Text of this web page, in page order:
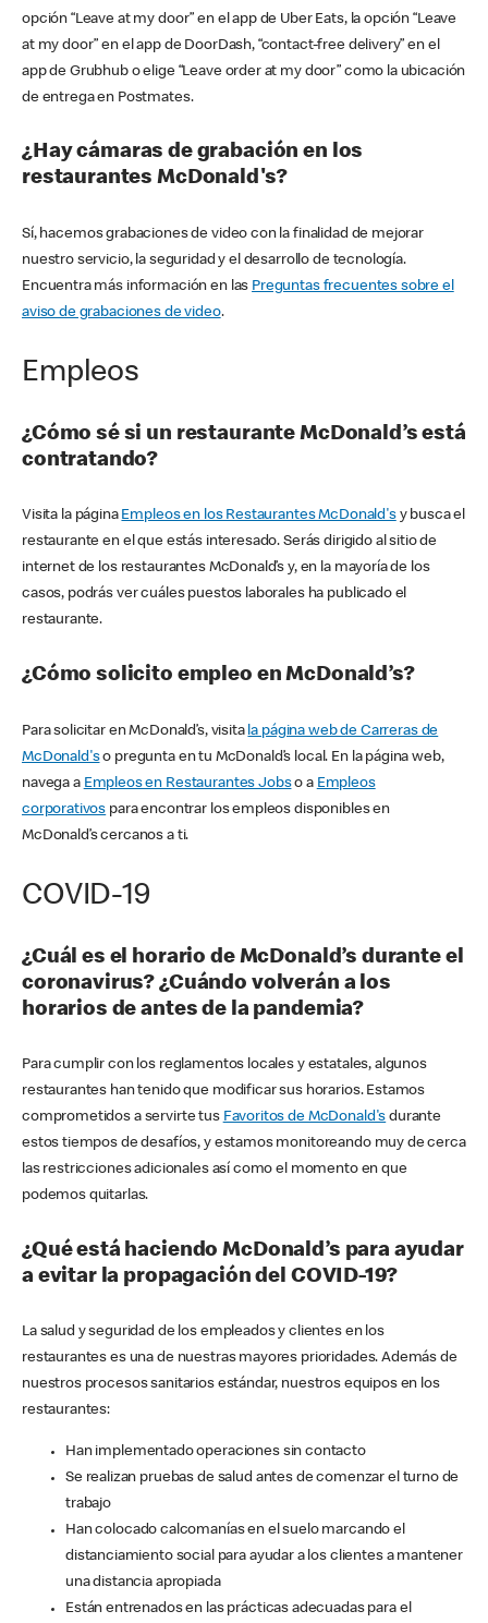
opción “Leave at my door” en el app de Uber Eats, la opción “Leave
at my door” en el app de DoorDash, “contact-free delivery” en el
app de Grubhub o elige “Leave order at my door” como la ubicación
de entrega en Postmates.
¿Hay cámaras de grabación en los
restaurantes McDonald's?
Sí, hacemos grabaciones de video con la finalidad de mejorar
nuestro servicio, la seguridad y el desarrollo de tecnología.
Encuentra más información en las Preguntas frecuentes sobre el
aviso de grabaciones de video.
Empleos
¿Cómo sé si un restaurante McDonald’s está
contratando?
Visita la página Empleos en los Restaurantes McDonald'sy busca el
restaurante en el que estás interesado. Serás dirigido al sitio de
internet de los restaurantes McDonald’s y, en la mayoría de los
casos, podrás ver cuáles puestos laborales ha publicado el
restaurante.
¿Cómo solicito empleo en McDonald’s?
Para solicitar en McDonald’s, visita la página web de Carreras de
McDonald'so pregunta en tu McDonald’s local. En la página web,
navega a Empleos en Restaurantes Jobso a Empleos
corporativos para encontrar los empleos disponibles en
McDonald’s cercanos a ti.
COVID-19
¿Cuál es el horario de McDonald’s durante el
coronavirus? ¿Cuándo volverán a los
horarios de antes de la pandemia?
Para cumplir con los reglamentos locales y estatales, algunos
restaurantes han tenido que modificar sus horarios. Estamos
comprometidos a servirte tus Favoritos de McDonald's durante
estos tiempos de desafíos, y estamos monitoreando muy de cerca
las restricciones adicionales así como el momento en que
podemos quitarlas.
¿Qué está haciendo McDonald’s para ayudar
a evitar la propagación del COVID-19?
La salud y seguridad de los empleados y clientes en los
restaurantes es una de nuestras mayores prioridades. Además de
nuestros procesos sanitarios estándar, nuestros equipos en los
restaurantes:
Han implementado operaciones sin contacto
Se realizan pruebas de salud antes de comenzar el turno de
trabajo
Han colocado calcomanías en el suelo marcando el
distanciamiento social para ayudar a los clientes a mantener
una distancia apropiada
Están entrenados en las prácticas adecuadas para el